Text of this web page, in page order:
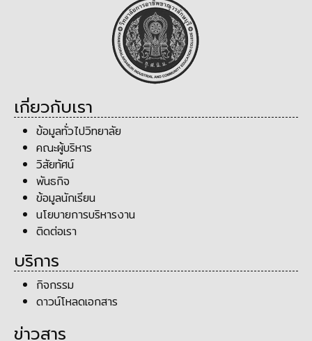
เกี่ยวกับเรา
ข้อมูลทั่วไปวิทยาลัย
คณะผู้บริหาร
วิสัยทัศน์
พันธกิจ
ข้อมูลนักเรียน
นโยบายการบริหารงาน
ติดต่อเรา
บริการ
กิจกรรม
ดาวน์โหลดเอกสาร
ข่าวสาร